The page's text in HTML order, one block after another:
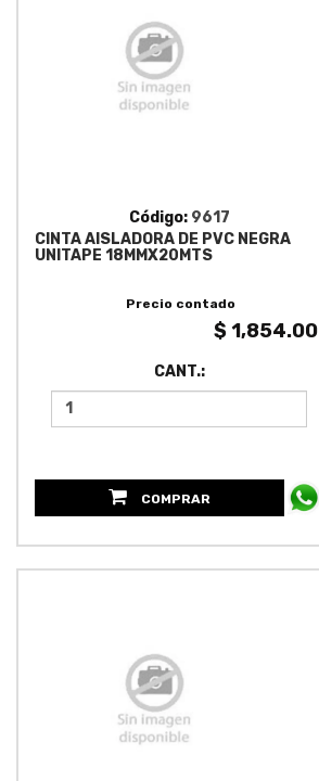
Código: 9617
CINTA AISLADORA DE PVC NEGRA
UNITAPE 18MMX20MTS
Precio contado
$ 1,854.00
CANT.:
COMPRAR